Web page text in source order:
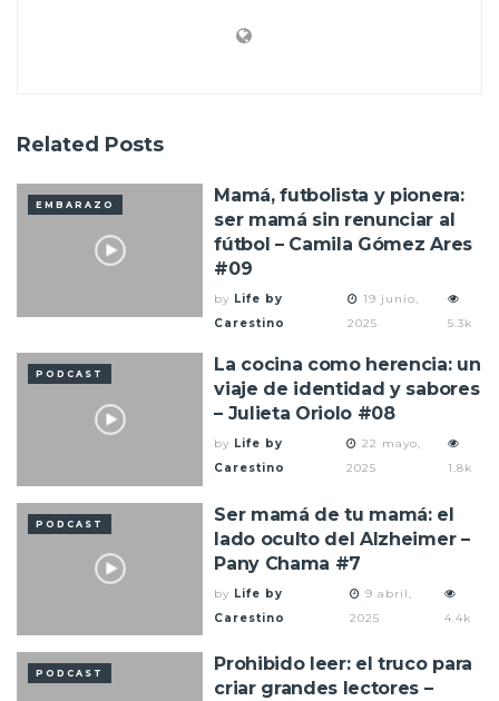
Related Posts
EMBARAZO
Mamá, futbolista y pionera:
ser mamá sin renunciar al
fútbol – Camila Gómez Ares
#09
by Life by
Carestino
19 junio,
2025
5.3k
PODCAST
La cocina como herencia: un
viaje de identidad y sabores
– Julieta Oriolo #08
by Life by
Carestino
22 mayo,
2025
1.8k
PODCAST
Ser mamá de tu mamá: el
lado oculto del Alzheimer –
Pany Chama #7
by Life by
Carestino
9 abril,
2025
4.4k
PODCAST
Prohibido leer: el truco para
criar grandes lectores –